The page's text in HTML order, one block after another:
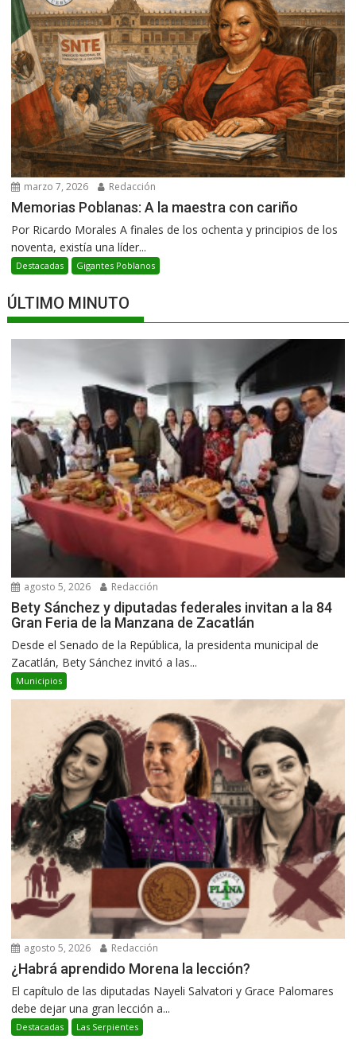
marzo 7, 2026 Redacción
Memorias Poblanas: A la maestra con cariño
Por Ricardo Morales A finales de los ochenta y principios de los
noventa, existía una líder...
Destacadas Gigantes Poblanos
ÚLTIMO MINUTO
agosto 5, 2026 Redacción
Bety Sánchez y diputadas federales invitan a la 84
Gran Feria de la Manzana de Zacatlán
Desde el Senado de la República, la presidenta municipal de
Zacatlán, Bety Sánchez invitó a las...
Municipios
agosto 5, 2026 Redacción
¿Habrá aprendido Morena la lección?
El capítulo de las diputadas Nayeli Salvatori y Grace Palomares
debe dejar una gran lección a...
Destacadas Las Serpientes